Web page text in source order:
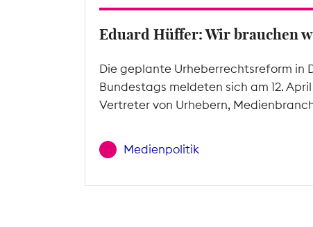
Eduard Hüffer: Wir brauchen
Die geplante Urheberrechtsreform in
Bundestags meldeten sich am 12.
Vertreter von Urhebern,
Medienpolitik